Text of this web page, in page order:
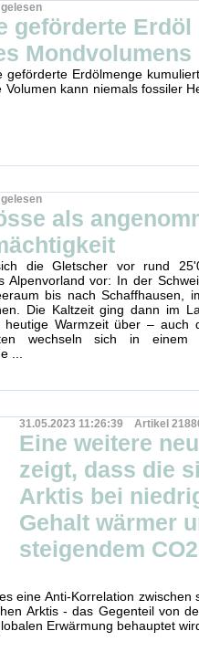
geförderte Erdöl
Mondvolumens
Erdölmenge
kann niemals fossiler
als
die Gletscher vor rund
Alpenvorland vor: In der
bis nach Schaffhausen,
Die Kaltzeit ging dann im
Warmzeit über – auch
wechseln sich in einem
...
31.05.2023 11:26:39 Artikel
Eine weitere
zeigt, dass die
Arktis bei
Gehalt wärmer
steigendem
eine Anti-Korrelation zwischen
Arktis - das Gegenteil von
Erwärmung behauptet